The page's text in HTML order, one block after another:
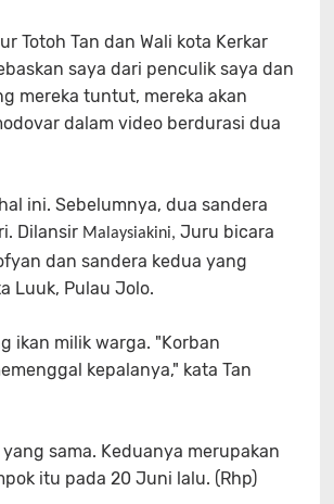
Totoh Tan dan Wali kota Kerkar
saya dari penculik saya dan
mereka tuntut, mereka akan
dalam video berdurasi dua
ini. Sebelumnya, dua sandera
Dilansir Malaysiakini, Juru bicara
dan sandera kedua yang
Luuk, Pulau Jolo.
ikan milik warga. "Korban
kepalanya," kata Tan
sama. Keduanya merupakan
itu pada 20 Juni lalu. (Rhp)